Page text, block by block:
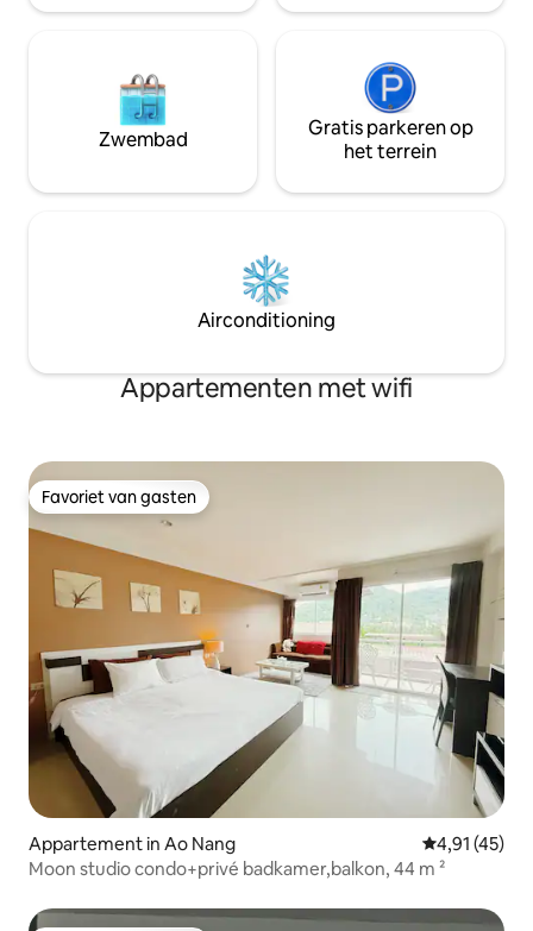
prachtige Ao
Zwembad
Gratis parkeren op
het terrein
Airconditioning
Appartementen met wifi
Favoriet van gasten
Favoriet van gasten
Appartement in Ao Nang Gemiddelde
4,91 (45)
Moon studio condo+privé badkamer,balkon, 44 m ²